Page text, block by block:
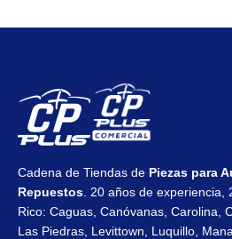
Cadena de Tiendas de Piezas para
Repuestos . 20 años de
Rico: Caguas, Canóvanas, Carolina,
Las Piedras, Levittown, Luquillo,